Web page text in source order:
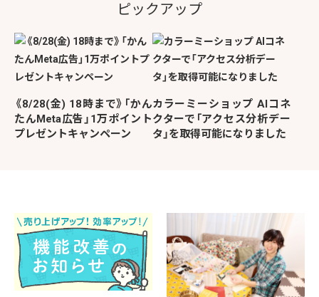
ピックアップ
《8/28(金) 18時まで》「かん
たんMeta広告」1万ポイント
プレゼントキャンペーン
カラーミーショップ AIコネ
クターで「アクセス分析デー
タ」を取得可能になりました